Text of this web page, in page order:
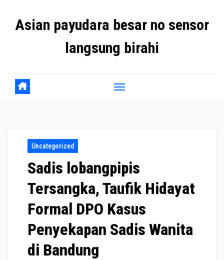
Asian payudara besar no sensor
langsung birahi
Uncategorized
Sadis lobangpipis
Tersangka, Taufik Hidayat
Formal DPO Kasus
Penyekapan Sadis Wanita
di Bandung